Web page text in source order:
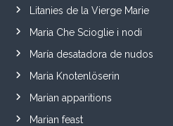
Litanies de la Vierge Marie
Maria Che Scioglie i nodi
María desatadora de nudos
Maria Knotenlöserin
Marian apparitions
Marian feast